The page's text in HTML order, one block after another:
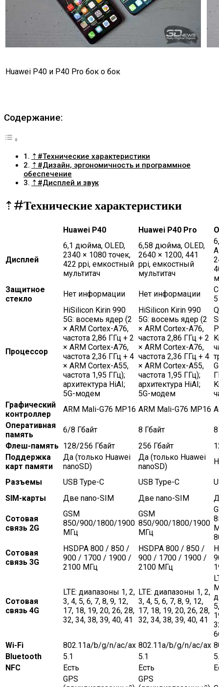
Huawei P40 и P40 Pro бок о бок
Содержание:
⇡#Технические характеристики
⇡#Дизайн, эргономичность и программное
обеспечение
⇡#Дисплей и звук
⇡#Технические характеристики
Huawei P40 Huawei P40 Pro
Дисплей
6,1 дюйма, OLED,
2340 × 1080 точек,
422 ppi, емкостный
мультитач
6,58 дюйма, OLED,
2640 × 1200, 441
ppi, емкостный
мультитач
Защитное
стекло
Нет информации Нет информации
5
Процессор
HiSilicon Kirin 990
5G: восемь ядер (2
× ARM Cortex-A76,
частота 2,86 ГГц + 2
× ARM Cortex-A76,
частота 2,36 ГГц + 4
× ARM Cortex-A55,
частота 1,95 ГГц);
архитектура HiAI;
5G-модем
HiSilicon Kirin 990
5G: восемь ядер (2
× ARM Cortex-A76,
частота 2,86 ГГц + 2
× ARM Cortex-A76,
частота 2,36 ГГц + 4
× ARM Cortex-A55,
частота 1,95 ГГц);
архитектура HiAI;
5G-модем
Графический
контроллер
ARM Mali-G76 MP16 ARM Mali-G76 MP16
Оперативная
память
6/8 Гбайт 8 Гбайт
Флеш-память 128/256 Гбайт 256 Гбайт
Поддержка
карт памяти
Да (только Huawei
nanoSD)
Да (только Huawei
nanoSD)
Разъемы USB Type-C USB Type-C
SIM-карты
Две nano-SIM Две nano-SIM
Сотовая
связь 2G
GSM
850/900/1800/1900
МГц
GSM
850/900/1800/1900
МГц
Сотовая
связь 3G
HSDPA 800 / 850 /
900 / 1700 / 1900 /
2100 МГц
HSDPA 800 / 850 /
900 / 1700 / 1900 /
2100 МГц
Сотовая
связь 4G
LTE: диапазоны 1, 2,
3, 4, 5, 6, 7, 8, 9, 12,
17, 18, 19, 20, 26, 28,
32, 34, 38, 39, 40, 41
LTE: диапазоны 1, 2,
3, 4, 5, 6, 7, 8, 9, 12,
17, 18, 19, 20, 26, 28,
32, 34, 38, 39, 40, 41
Wi-Fi
802.11a/b/g/n/ac/ax 802.11a/b/g/n/ac/ax
Bluetooth
5.1 5.1
NFC
Есть Есть
GPS
GPS